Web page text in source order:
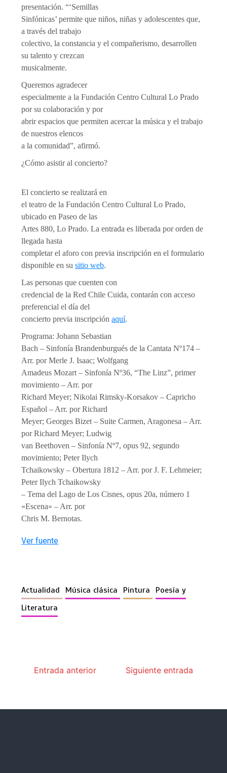
presentación. “‘Semillas
Sinfónicas’ permite que niños, niñas y adolescentes que,
a través del trabajo
colectivo, la constancia y el compañerismo, desarrollen
su talento y crezcan
musicalmente.
Queremos agradecer
especialmente a la Fundación Centro Cultural Lo Prado
por su colaboración y por
abrir espacios que permiten acercar la música y el trabajo
de nuestros elencos
a la comunidad”, afirmó.
¿Cómo asistir al concierto?
El concierto se realizará en
el teatro de la Fundación Centro Cultural Lo Prado,
ubicado en Paseo de las
Artes 880, Lo Prado. La entrada es liberada por orden de
llegada hasta
completar el aforo con previa inscripción en el formulario
disponible en susitio web.
Las personas que cuenten con
credencial de la Red Chile Cuida, contarán con acceso
preferencial el día del
concierto previa inscripciónaquí.
Programa: Johann Sebastian
Bach – Sinfonía Brandenburgués de la Cantata Nº174 –
Arr. por Merle J. Isaac; Wolfgang
Amadeus Mozart – Sinfonía Nº36, “The Linz”, primer
movimiento – Arr. por
Richard Meyer; ⁠Nikolai Rimsky-Korsakov – Capricho
Español – Arr. por Richard
Meyer; ⁠Georges Bizet – Suite Carmen, Aragonesa – Arr.
por Richard Meyer; Ludwig
van Beethoven – Sinfonía Nº7, opus 92, segundo
movimiento; Peter Ilych
Tchaikowsky – Obertura 1812 – Arr. por J. F. Lehmeier;
Peter Ilych Tchaikowsky
– Tema del Lago de Los Cisnes, opus 20a, número 1
«Escena» – Arr. por
Chris M. Bernotas.
Ver fuente
Actualidad Música clásica Pintura
Poesía y
Literatura
Entrada anterior Siguiente entrada